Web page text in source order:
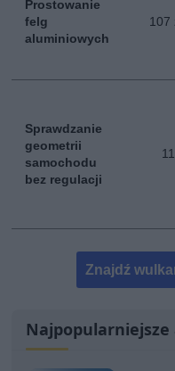
Prostowanie
felg
aluminiowych
107
Sprawdzanie
geometrii
samochodu
bez regulacji
Znajdź
Najpopularniejsze